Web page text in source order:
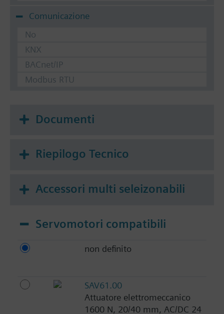
Comunicazione
No
KNX
BACnet/IP
Modbus RTU
Documenti
Riepilogo Tecnico
Accessori multi seleizonabili
Servomotori compatibili
non definito
SAV61.00
Attuatore elettromeccanico
1600 N, 20/40 mm, AC/DC 24